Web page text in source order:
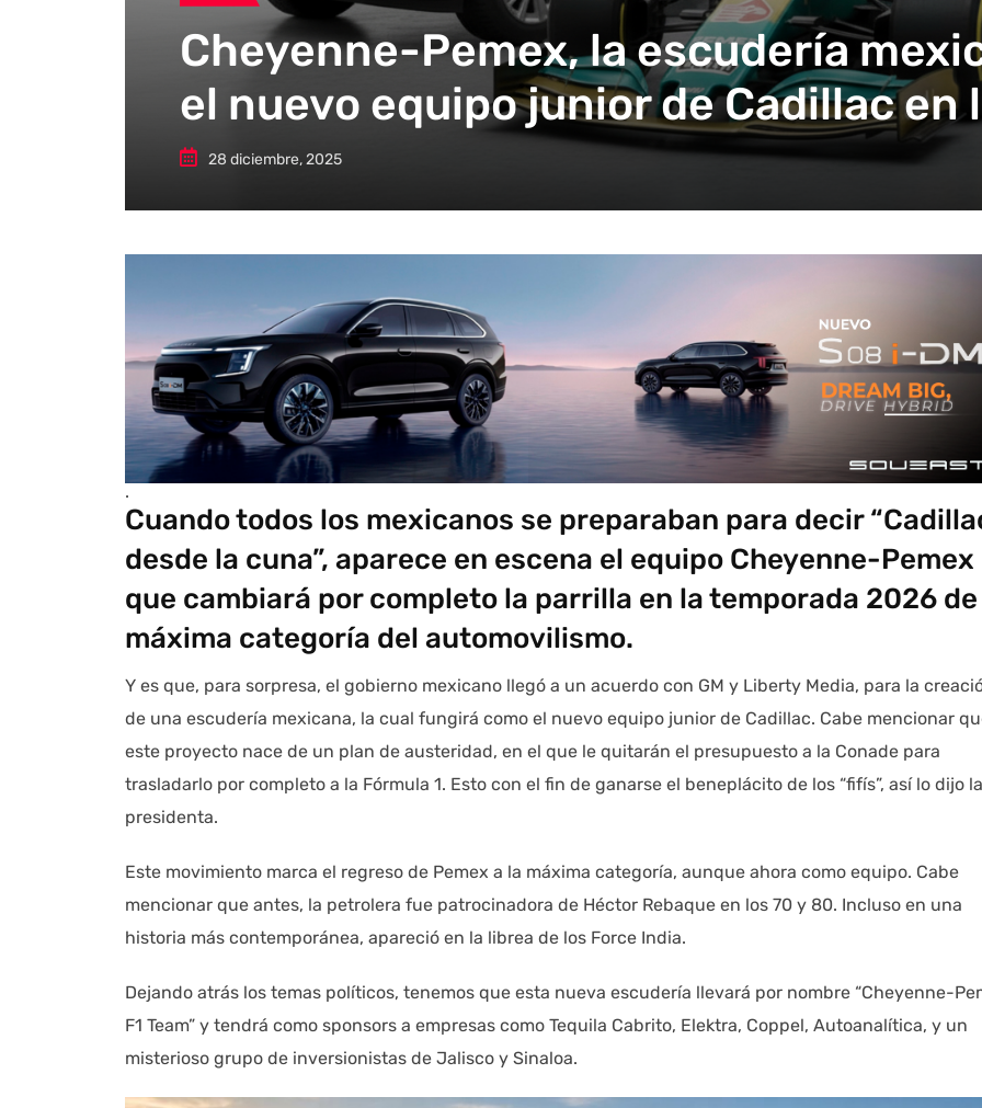
Cheyenne-Pemex, la escudería
el nuevo equipo junior de Cadillac en
28 diciembre, 2025
.
Cuando todos los mexicanos se preparaban para decir
desde la cuna”, aparece en escena el equipo Cheyenne-Pemex
que cambiará por completo la parrilla en la temporada 2026
máxima categoría del automovilismo.
Y es que, para sorpresa, el gobierno mexicano llegó a un acuerdo con GM y Liberty Media, para la
de una escudería mexicana, la cual fungirá como el nuevo equipo junior de Cadillac. Cabe mencionar
este proyecto nace de un plan de austeridad, en el que le quitarán el presupuesto a la Conade para
trasladarlo por completo a la Fórmula 1. Esto con el fin de ganarse el beneplácito de los “fifís”, así lo dijo la
presidenta.
Este movimiento marca el regreso de Pemex a la máxima categoría, aunque ahora como equipo. Cabe
mencionar que antes, la petrolera fue patrocinadora de Héctor Rebaque en los 70 y 80. Incluso en una
historia más contemporánea, apareció en la librea de los Force India.
Dejando atrás los temas políticos, tenemos que esta nueva escudería llevará por nombre “Cheyenne-
F1 Team” y tendrá como sponsors a empresas como Tequila Cabrito, Elektra, Coppel, Autoanalítica, y un
misterioso grupo de inversionistas de Jalisco y Sinaloa.